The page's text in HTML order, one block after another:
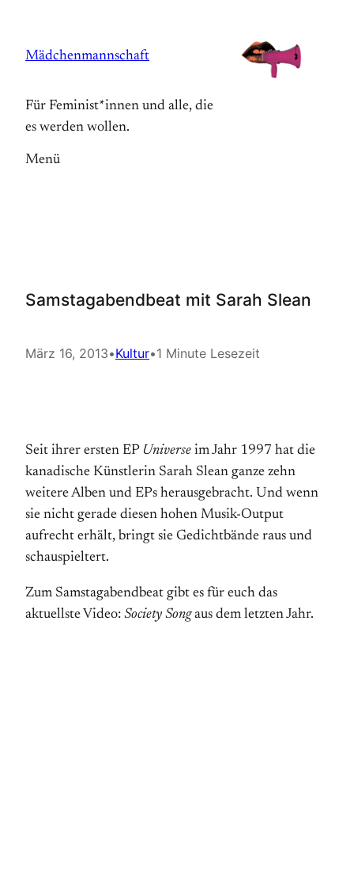
springen
Mädchenmannschaft
Für Feminist*innen und alle, die
es werden wollen.
Menü
Samstagabendbeat mit Sarah Slean
März 16, 2013•Kultur•1 Minute Lesezeit
Seit ihrer ersten EP Universe im Jahr 1997 hat die
kanadische Künstlerin Sarah Slean ganze zehn
weitere Alben und EPs herausgebracht. Und wenn
sie nicht gerade diesen hohen Musik-Output
aufrecht erhält, bringt sie Gedichtbände raus und
schauspieltert.
Zum Samstagabendbeat gibt es für euch das
aktuellste Video: Society Songaus dem letzten Jahr.